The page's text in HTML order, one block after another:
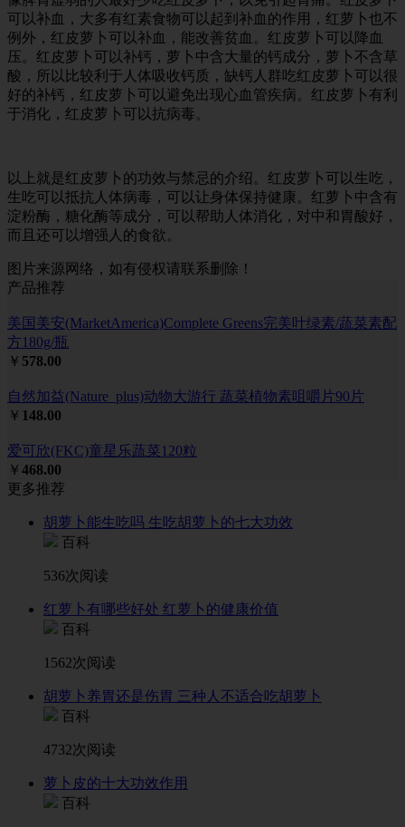
可以补血，大多有红素食物可以起到补血的作用，红萝卜也不
例外，红皮萝卜可以补血，能改善贫血。红皮萝卜可以降血
压。红皮萝卜可以补钙，萝卜中含大量的钙成分，萝卜不含草
酸，所以比较利于人体吸收钙质，缺钙人群吃红皮萝卜可以很
好的补钙，红皮萝卜可以避免出现心血管疾病。红皮萝卜有利
于消化，红皮萝卜可以抗病毒。
以上就是红皮萝卜的功效与禁忌的介绍。红皮萝卜可以生吃，
生吃可以抵抗人体病毒，可以让身体保持健康。红萝卜中含有
淀粉酶，糖化酶等成分，可以帮助人体消化，对中和胃酸好，
而且还可以增强人的食欲。
图片来源网络，如有侵权请联系删除！
产品推荐
美国美安(MarketAmerica)Complete Greens完美叶绿素/蔬菜素配
方180g/瓶
￥ 578.00
自然加益(Nature_plus)动物大游行 蔬菜植物素咀嚼片90片
￥ 148.00
爱可欣(FKC)童星乐蔬菜120粒
￥ 468.00
更多推荐
胡萝卜能生吃吗 生吃胡萝卜的七大功效
百科
536次阅读
红萝卜有哪些好处 红萝卜的健康价值
百科
1562次阅读
胡萝卜养胃还是伤胃 三种人不适合吃胡萝卜
百科
4732次阅读
萝卜皮的十大功效作用
百科